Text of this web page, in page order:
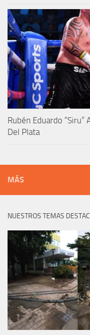
Rubén Eduardo
Del Plata
MÁS
NUESTROS TEMAS